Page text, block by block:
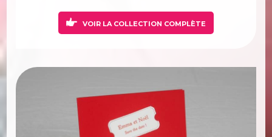
VOIR LA COLLECTION COMPLÈTE